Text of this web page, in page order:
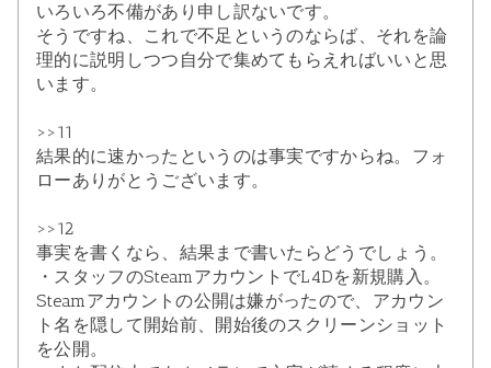
いろいろ不備があり申し訳ないです。
そうですね、これで不足というのならば、それを論
理的に説明しつつ自分で集めてもらえればいいと思
います。
>>11
結果的に速かったというのは事実ですからね。フォ
ローありがとうございます。
>>12
事実を書くなら、結果まで書いたらどうでしょう。
・スタッフのSteamアカウントでL4Dを新規購入。
Steamアカウントの公開は嫌がったので、アカウン
ト名を隠して開始前、開始後のスクリーンショット
を公開。